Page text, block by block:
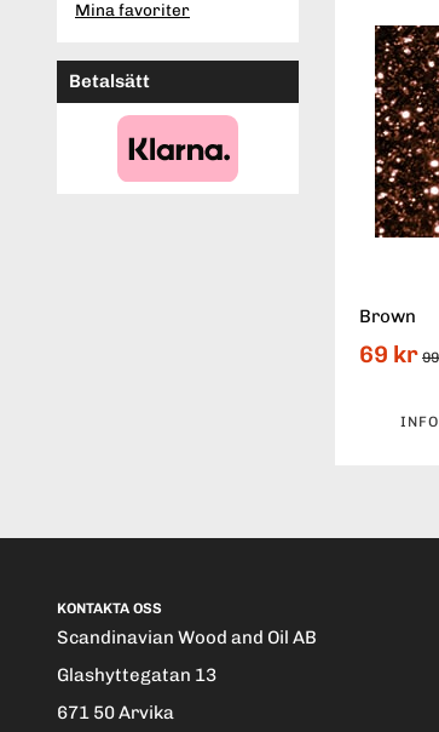
Mina favoriter
Betalsätt
Brown
69 kr
INFO
KONTAKTA OSS
Scandinavian Wood and Oil AB
Glashyttegatan 13
671 50 Arvika